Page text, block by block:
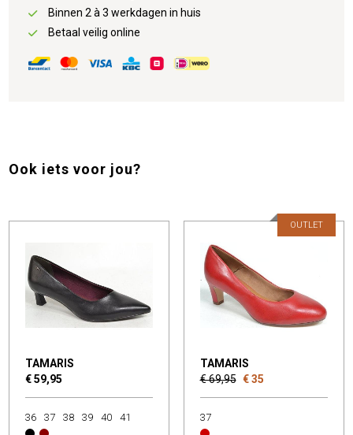
Binnen 2 à 3 werkdagen in huis
Betaal veilig online
Ook iets voor jou?
TAMARIS
€ 59,95
36 37 38 39 40 41
TAMARIS
€ 69,95 € 35
OUTLET
37